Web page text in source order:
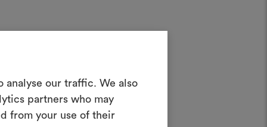
analyse our traffic. We also
partners who may
from your use of their
Tool, mit dem Sie Ihre Ideen zum
und mit anderen teilen können,